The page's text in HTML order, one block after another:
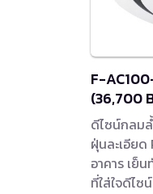
F-
(36,700
ดีไซน์กลม
ฝุ่นละเอียด
อาคาร เย็
ที่ใส่ใจดีไซ